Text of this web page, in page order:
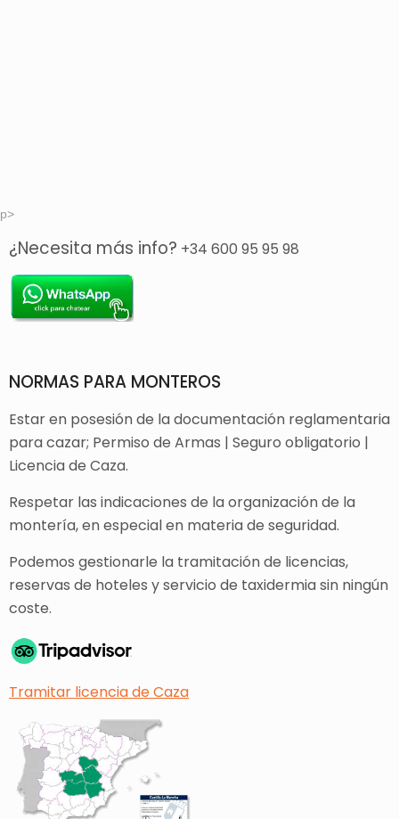
p>
¿Necesita más info? +34 600 95 95 98
NORMAS PARA MONTEROS
Estar en posesión de la documentación reglamentaria
para cazar; Permiso de Armas | Seguro obligatorio |
Licencia de Caza.
Respetar las indicaciones de la organización de la
montería, en especial en materia de seguridad.
Podemos gestionarle la tramitación de licencias,
reservas de hoteles y servicio de taxidermia sin ningún
coste.
Tramitar licencia de Caza